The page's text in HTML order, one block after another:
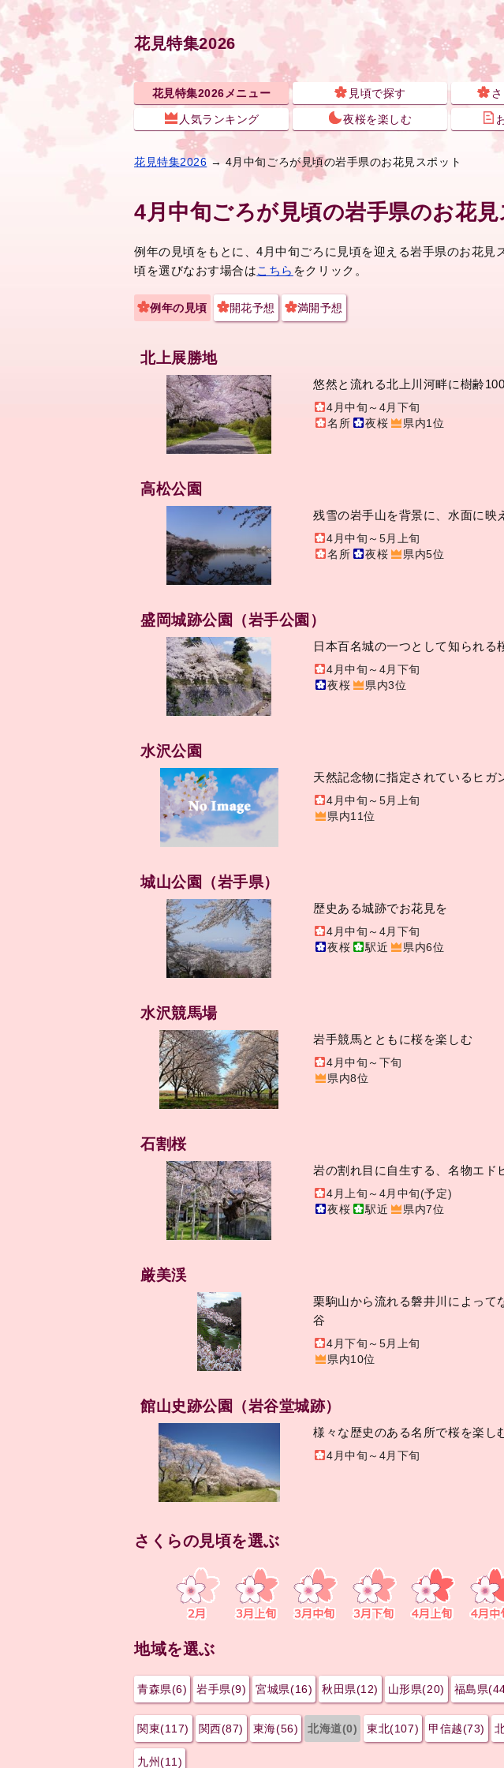
花見特集2026
花見特集2026メニュー 見頃で探す
人気ランキング 夜桜を楽しむ
花見特集2026 → 4月中旬ごろが見頃の岩手県のお花見スポット
4月中旬ごろが見頃の岩手県のお花見
例年の見頃をもとに、4月中旬ごろに見頃を迎える岩手県のお花見
頃を選びなおす場合はこちら をクリック。
例年の見頃 開花予想 満開予想
北上展勝地
悠然と流れる北上川河畔に樹齢
4月中旬～4月下旬
名所
夜桜 県内1位
高松公園
残雪の岩手山を背景に、水面に映
4月中旬～5月上旬
名所
夜桜 県内5位
盛岡城跡公園（岩手公園）
日本百名城の一つとして知られる
4月中旬～4月下旬
夜桜
県内3位
水沢公園
天然記念物に指定されているヒガ
4月中旬～5月上旬
県内11位
城山公園（岩手県）
歴史ある城跡でお花見を
4月中旬～4月下旬
夜桜
駅近 県内6位
水沢競馬場
岩手競馬とともに桜を楽しむ
4月中旬～下旬
県内8位
石割桜
岩の割れ目に自生する、名物エド
4月上旬～4月中旬(予定)
夜桜
駅近 県内7位
厳美渓
栗駒山から流れる磐井川によって
谷
4月下旬～5月上旬
県内10位
館山史跡公園（岩谷堂城跡）
様々な歴史のある名所で桜を楽し
4月中旬～4月下旬
さくらの見頃を選ぶ
地域を選ぶ
青森県(6) 岩手県(9) 宮城県(16) 秋田県(12) 山形県(20) 福島県
関東(117) 関西(87) 東海(56) 北海道(0) 東北(107) 甲信越(73)
九州(11)